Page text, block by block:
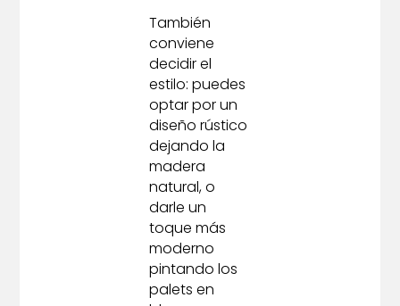
También
conviene
decidir el
estilo: puedes
optar por un
diseño rústico
dejando la
madera
natural, o
darle un
toque más
moderno
pintando los
palets en